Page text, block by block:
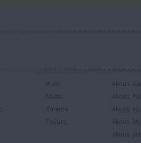
Auto
Music
Cinema
Γνώμες
Akous.
Akous.
Akous.
Akous.
Akous.